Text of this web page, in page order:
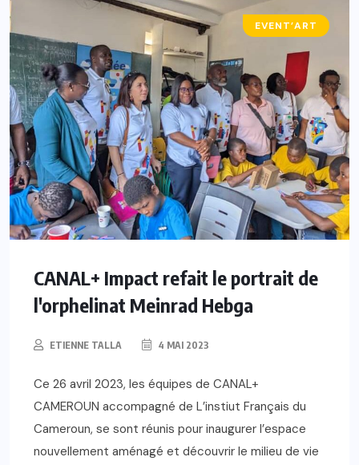
EVENT’ART
CANAL+ Impact refait le portrait de
l'orphelinat Meinrad Hebga
ETIENNE TALLA 4 MAI 2023
Ce 26 avril 2023, les équipes de CANAL+
CAMEROUN accompagné de L’instiut Français du
Cameroun, se sont réunis pour inaugurer l’espace
nouvellement aménagé et découvrir le milieu de vie